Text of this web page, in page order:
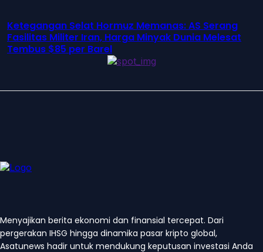
Ketegangan Selat Hormuz Memanas: AS Serang
Fasilitas Militer Iran, Harga Minyak Dunia Melesat
Tembus $85 per Barel
Menyajikan berita ekonomi dan finansial tercepat. Dari
pergerakan IHSG hingga dinamika pasar kripto global,
Asatunews hadir untuk mendukung keputusan investasi Anda